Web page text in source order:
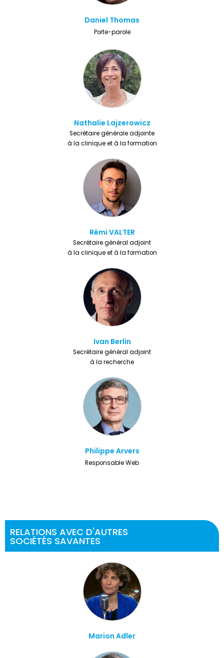
Daniel Thomas
Porte-parole​
Nathalie Lajzerowicz
Secrétaire générale adjointe
à la clinique et à la formation
Rémi VALTER
Secrétaire général adjoint
à la clinique et à la formation
Ivan Berlin
Secrétaire général adjoint
à la recherche
Philippe Arvers
Responsable Web
RELATIONS AVEC D'AUTRES
SOCIÉTÉS SAVANTES
Marion Adler